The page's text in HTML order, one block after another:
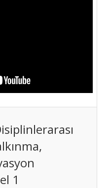
1